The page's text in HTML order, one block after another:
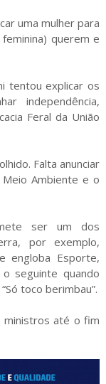
uma mulher para
feminina) querem e
tentou explicar os
independência,
Feral da União
Falta anunciar
Ambiente e o
ser um dos
por exemplo,
engloba Esporte,
seguinte quando
toco berimbau”.
até o fim